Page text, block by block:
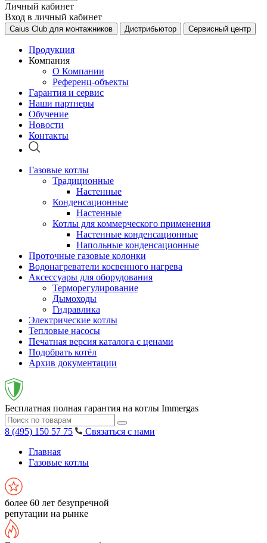
Личный кабинет
Вход в личный кабинет
Caius Club для монтажников Дистрибьютор Сервисный центр
Продукция
Компания
О Компании
Референц-объекты
Гарантия и сервис
Наши партнеры
Обучение
Новости
Контакты
Газовые котлы
Традиционные
Настенные
Конденсационные
Настенные
Котлы для коммерческого применения
Настенные конденсационные
Напольные конденсационные
Проточные газовые колонки
Водонагреватели косвенного нагрева
Аксессуары для оборудования
Терморегулирование
Дымоходы
Гидравлика
Электрические котлы
Тепловые насосы
Печатная версия каталога с ценами
Подобрать котёл
Архив документации
Бесплатная полная гарантия на котлы Immergas
8 (495) 150 57 75
Связаться с нами
Главная
Газовые котлы
более 60 лет безупречной
репутации на рынке